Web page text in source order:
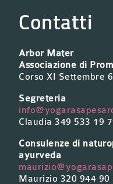
Contatti
Arbor Mater
Associazione di
Corso XI Settembre
Segreteria
Claudia 349 533 19
Consulenze di
ayurveda
Maurizio 320 944 90